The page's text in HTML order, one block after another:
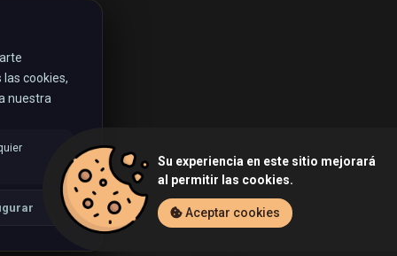
cookies,
nuestra
Su experiencia en este sitio mejorará
al permitir las cookies.
Aceptar cookies